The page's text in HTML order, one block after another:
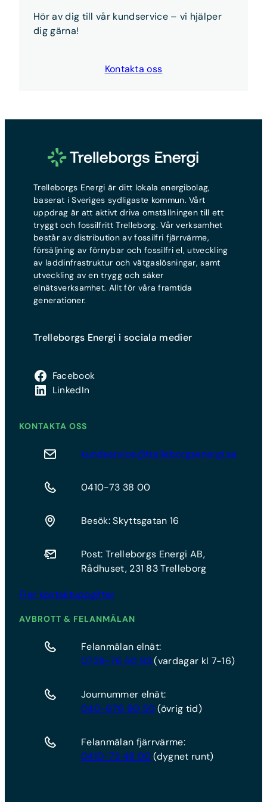
Kort sagt:Anmäl flytten och teckna nytt avtal —
Hör av dig till vår kundservice – vi hjälper
dig gärna!
Kontakta oss
Trelleborgs Energi är ditt lokala energibolag,
baserat i Sveriges sydligaste kommun. Vårt
uppdrag är att aktivt driva omställningen till ett
tryggt och fossilfritt Trelleborg. Vår verksamhet
består av distribution av fossilfri fjärrvärme,
försäljning av förnybar och fossilfri el, utveckling
av laddinfrastruktur och vätgaslösningar, samt
utveckling av en trygg och säker
elnätsverksamhet. Allt för våra framtida
generationer.
Trelleborgs Energi i sociala medier
Facebook
LinkedIn
KONTAKTA OSS
kundservice@trelleborgsenergi.se
0410-73 38 00
Besök: Skyttsgatan 16
Post: Trelleborgs Energi AB,
Rådhuset, 231 83 Trelleborg
Fler kontaktuppgifter
AVBROTT & FELANMÄLAN
Felanmälan elnät:
0729-76 50 83(vardagar kl 7-16)
Journummer elnät:
040-676 90 50(övrig tid)
Felanmälan fjärrvärme:
0410-73 48 00(dygnet runt)